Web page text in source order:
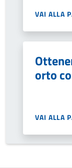
VAI ALLA
orto
VAI ALLA